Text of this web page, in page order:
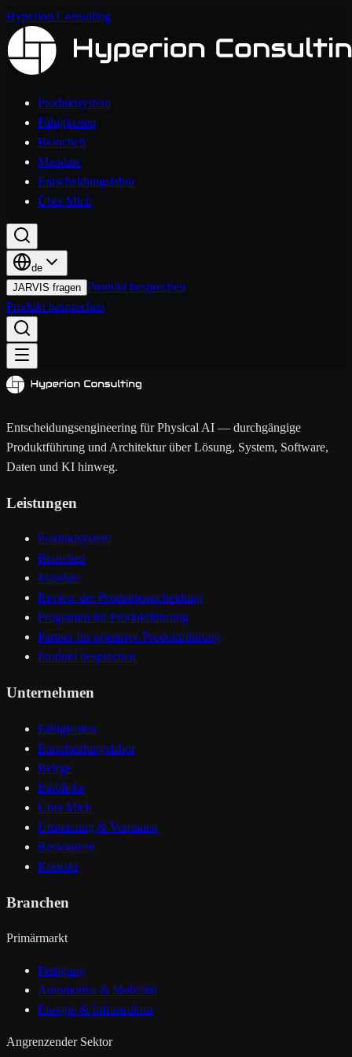
Hyperion Consulting
Produktsystem
Fähigkeiten
Branchen
Mandate
Entscheidungslabor
Über Mich
de
JARVIS fragen Produkt besprechen
Produkt besprechen
Entscheidungsengineering für Physical AI — durchgängige
Produktführung und Architektur über Lösung, System, Software,
Daten und KI hinweg.
Leistungen
Produktsystem
Branchen
Mandate
Review der Produktentscheidung
Programm für Produktführung
Partner für operative Produktführung
Produkt besprechen
Unternehmen
Fähigkeiten
Entscheidungslabor
Belege
Einblicke
Über Mich
Umsetzung & Vertrauen
Ressourcen
Kontakt
Branchen
Primärmarkt
Fertigung
Automotive & Mobilität
Energie & Infrastruktur
Angrenzender Sektor